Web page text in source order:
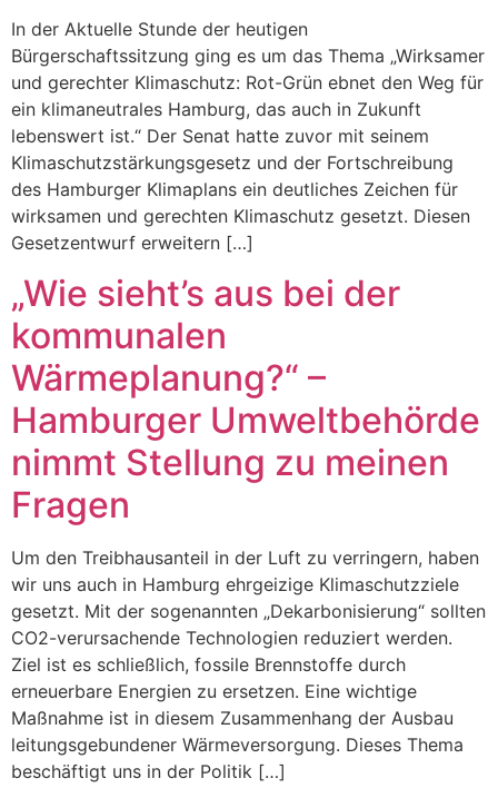
In der Aktuelle Stunde der heutigen
Bürgerschaftssitzung ging es um das Thema „Wirksamer
und gerechter Klimaschutz: Rot-Grün ebnet den Weg für
ein klimaneutrales Hamburg, das auch in Zukunft
lebenswert ist.“ Der Senat hatte zuvor mit seinem
Klimaschutzstärkungsgesetz und der Fortschreibung
des Hamburger Klimaplans ein deutliches Zeichen für
wirksamen und gerechten Klimaschutz gesetzt. Diesen
Gesetzentwurf erweitern […]
„Wie sieht’s aus bei der
kommunalen
Wärmeplanung?“ –
Hamburger Umweltbehörde
nimmt Stellung zu meinen
Fragen
Um den Treibhausanteil in der Luft zu verringern, haben
wir uns auch in Hamburg ehrgeizige Klimaschutzziele
gesetzt. Mit der sogenannten „Dekarbonisierung“ sollten
CO2-verursachende Technologien reduziert werden.
Ziel ist es schließlich, fossile Brennstoffe durch
erneuerbare Energien zu ersetzen. Eine wichtige
Maßnahme ist in diesem Zusammenhang der Ausbau
leitungsgebundener Wärmeversorgung. Dieses Thema
beschäftigt uns in der Politik […]